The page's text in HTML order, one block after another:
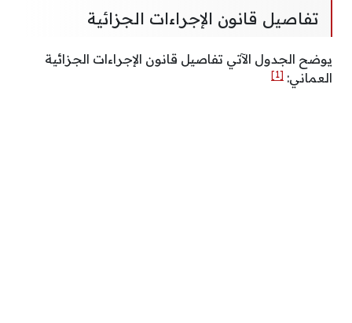
تفاصيل قانون الإجراءات الجزائية
يوضح الجدول الآتي تفاصيل قانون الإجراءات الجزائية
العماني: [1]